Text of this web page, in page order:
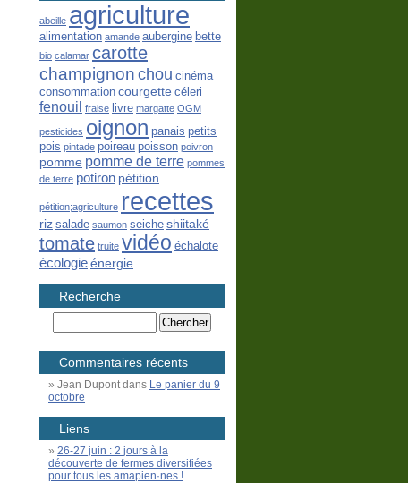
abeille agriculture
alimentation amande aubergine bette
bio calamar carotte
champignon chou cinéma
consommation courgette céleri
fenouil fraise livre margatte OGM
pesticides oignon panais petits
pois pintade poireau poisson poivron
pomme pomme de terre pommes
de terre potiron pétition
pétition;agriculture recettes
riz salade saumon seiche shiitaké
tomate truite vidéo échalote
écologieénergie
Recherche
Commentaires récents
Jean Dupontdans Le panier du 9
octobre
Liens
26-27 juin : 2 jours à la
découverte de fermes diversifiées
pour tous les amapien·nes !